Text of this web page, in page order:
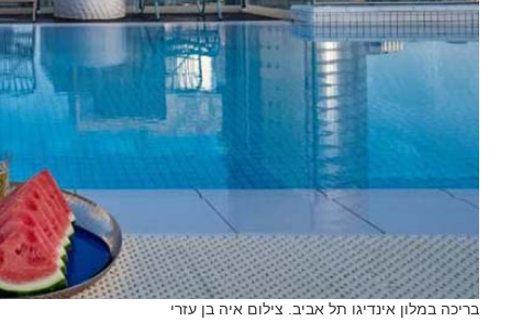
במלון אינדיגו תל אביב. צילום איה בן עזרי